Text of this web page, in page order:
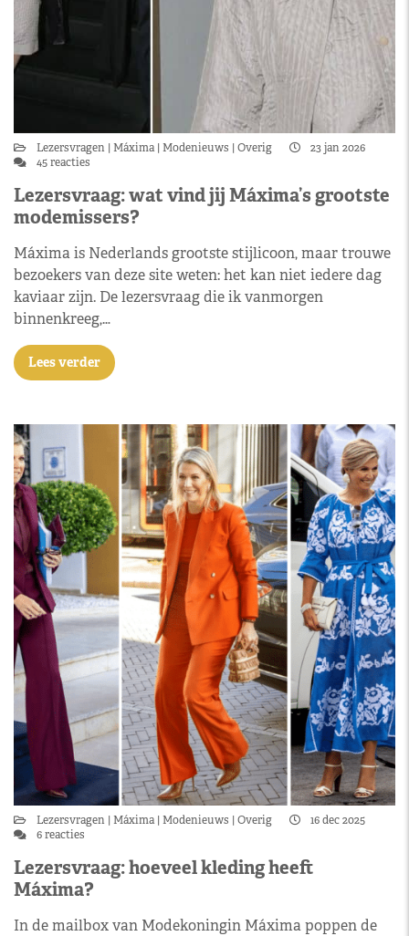
Lezersvragen Máxima Modenieuws Overig
23 jan 2026
45 reacties
Lezersvraag: wat vind jij Máxima’s grootste
modemissers?
Máxima is Nederlands grootste stijlicoon, maar trouwe
bezoekers van deze site weten: het kan niet iedere dag
kaviaar zijn. De lezersvraag die ik vanmorgen
binnenkreeg,…
Lees verder
Lezersvragen Máxima Modenieuws Overig
16 dec 2025
6 reacties
Lezersvraag: hoeveel kleding heeft
Máxima?
In de mailbox van Modekoningin Máxima poppen de